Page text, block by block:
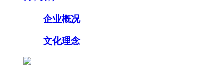
企业概况
文化理念